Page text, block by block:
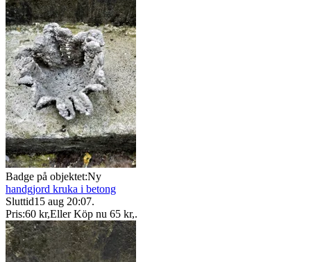
Badge på objektet:Ny
handgjord kruka i betong
Sluttid15 aug 20:07.
Pris:60 kr,Eller Köp nu 65 kr,.